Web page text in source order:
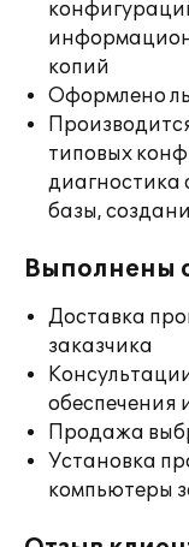
копий
Оформлено
типовых
базы,
Выполнены
Доставка
заказчика
обеспечения
Продажа
Установка
компьютеры